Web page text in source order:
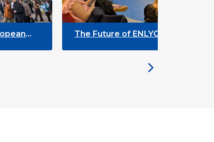
The Future of ENLYC: Insights from